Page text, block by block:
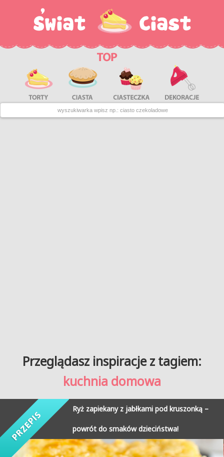
Przeglądasz inspiracje z tagiem:
kuchnia domowa
Ryż zapiekany z jabłkami pod kruszonką –
powrót do smaków dzieciństwa!